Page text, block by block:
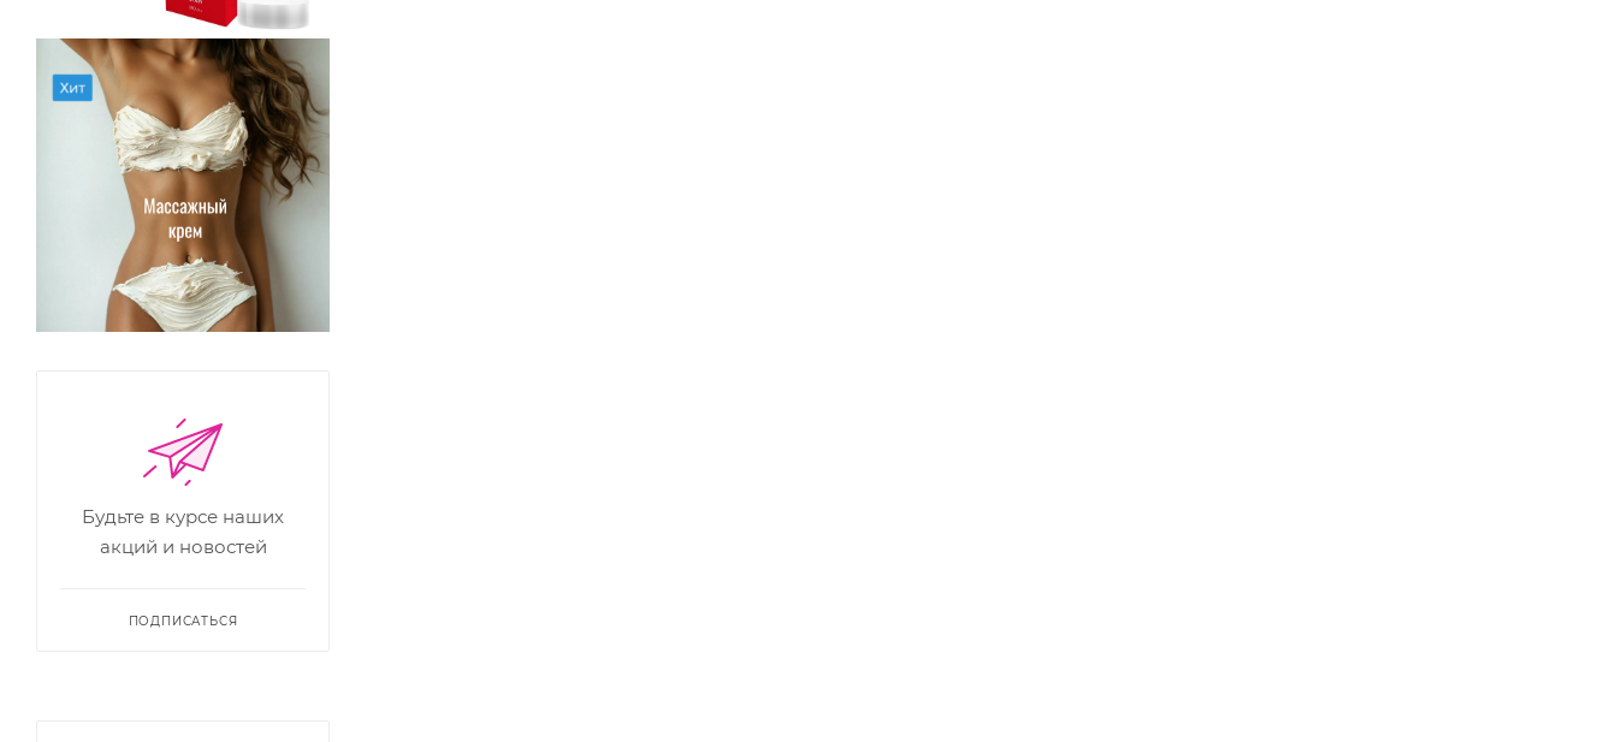
Будьте в курсе наших
акций и новостей
ПОДПИСАТЬСЯ